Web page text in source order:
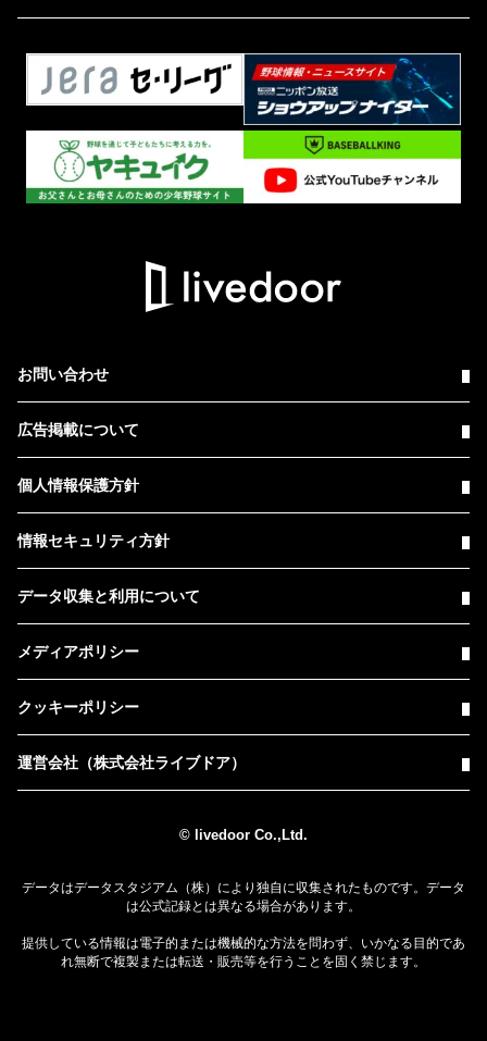
お問い合わせ
広告掲載について
個人情報保護方針
情報セキュリティ方針
データ収集と利用について
メディアポリシー
クッキーポリシー
運営会社（株式会社ライブドア）
© livedoor Co.,Ltd.
データはデータスタジアム（株）により独自に収集されたものです。データ
は公式記録とは異なる場合があります。
提供している情報は電子的または機械的な方法を問わず、いかなる目的であ
れ無断で複製または転送・販売等を行うことを固く禁じます。